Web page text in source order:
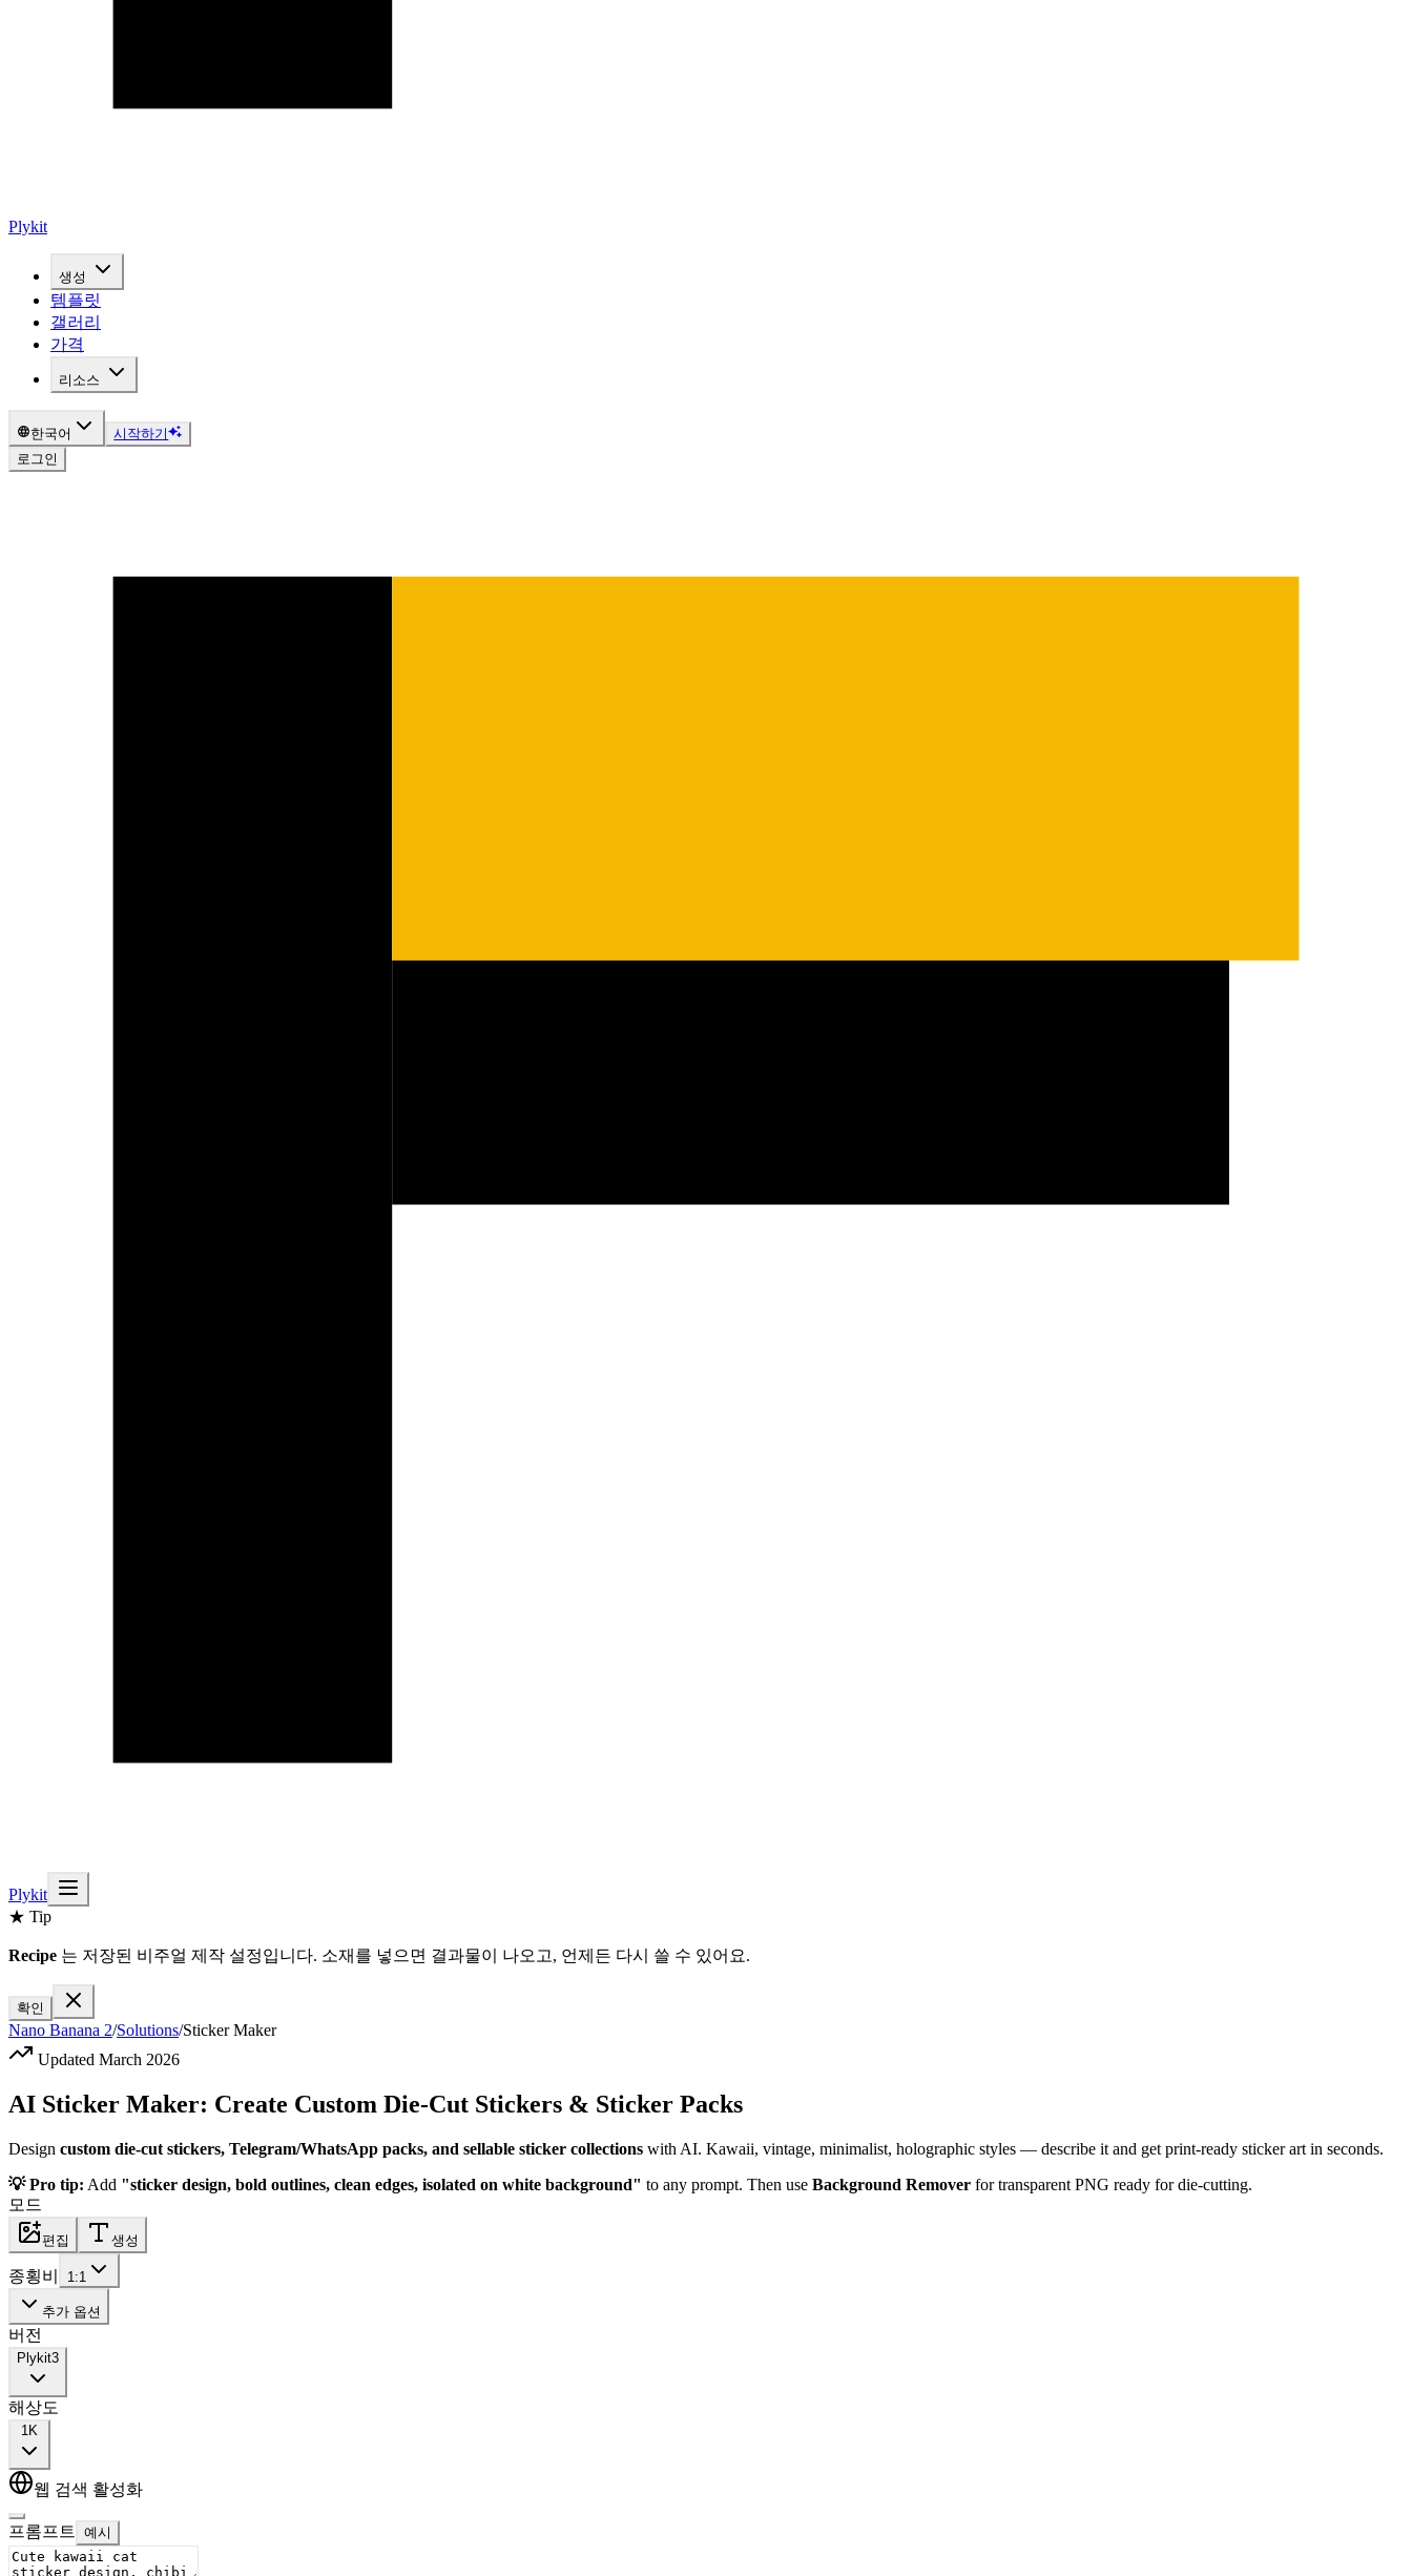
Plykit
생성
템플릿
갤러리
가격
리소스
한국어
시작하기
로그인
Plykit
★ Tip
Recipe 는 저장된 비주얼 제작 설정입니다. 소재를 넣으면 결과물이 나오고, 언제든 다시 쓸 수 있어요.
확인
Nano Banana 2/Solutions/Sticker Maker
Updated March 2026
AI Sticker Maker: Create Custom Die-Cut Stickers & Sticker Packs
Design custom die-cut stickers, Telegram/WhatsApp packs, and sellable sticker collections with AI. Kawaii, vintage, minimalist, holographic styles — describe it and get print-ready sticker art in seconds.
💡 Pro tip: Add "sticker design, bold outlines, clean edges, isolated on white background" to any prompt. Then use Background Remover for transparent PNG ready for die-cutting.
모드
편집 생성
종횡비 1:1
추가 옵션
버전
Plykit3
해상도
1K
웹 검색 활성화
프롬프트 예시